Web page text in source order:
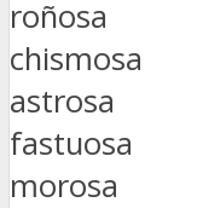
roñosa
chismosa
astrosa
fastuosa
morosa